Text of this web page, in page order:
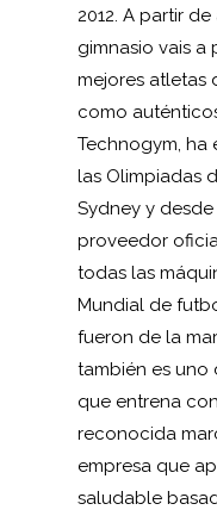
2012. A partir
gimnasio vais
mejores atletas
como
Technogym, ha
las Olimpiadas
Sydney y
proveedor
todas las
Mundial de
fueron de la
también es uno
que entrena
reconocida
empresa que
saludable